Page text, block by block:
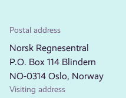
Postal address
Norsk Regnesentral
P.O. Box 114 Blindern
NO-0314 Oslo, Norway
Visiting address